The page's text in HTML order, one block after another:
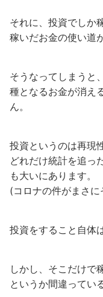
それに、投資でしか
稼いだお金の使い道
そうなってしまうと
種となるお金が消え
ん。
投資というのは再現
どれだけ統計を追っ
も大いにあります。
(コロナの件がまさに
投資をすること自体
しかし、そこだけで
というか間違ってい